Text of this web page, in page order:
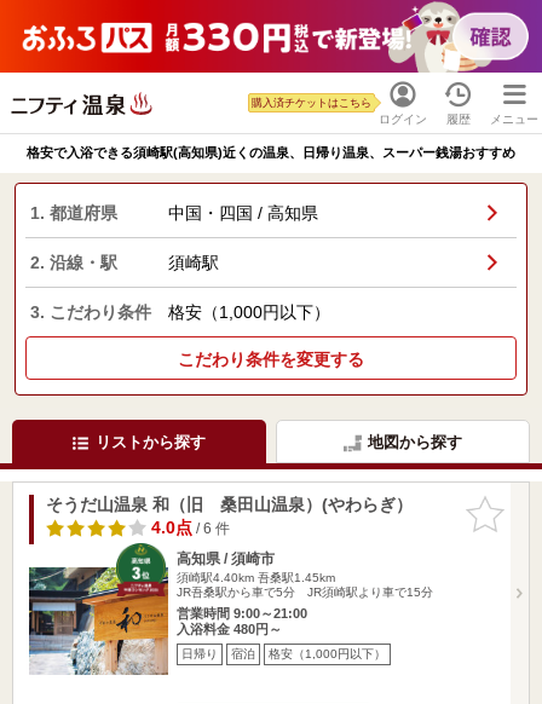
ログイン
購入済チケットはこちら
履歴 メニュー
格安で入浴できる須崎駅(高知県)近くの温泉、日帰り温泉、スーパー銭湯おすすめ
1. 都道府県 中国・四国 / 高知県
2. 沿線・駅 須崎駅
3. こだわり条件 格安（1,000円以下）
こだわり条件を変更する
リストから探す 地図から探す
お気に入
りに追加
そうだ山温泉 和（旧 桑田山温泉）(やわらぎ）
4.0点/ 6 件
高知県 / 須崎市
須崎駅4.40km 吾桑駅1.45km
JR吾桑駅から車で5分 JR須崎駅より車で15分
営業時間 9:00～21:00
入浴料金 480円～
日帰り 宿泊 格安（1,000円以下）